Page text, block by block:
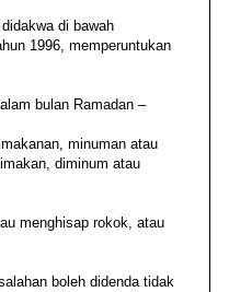
di bawah
1996, memperuntukan
bulan Ramadan –
minuman atau
diminum atau
menghisap rokok, atau
boleh didenda tidak